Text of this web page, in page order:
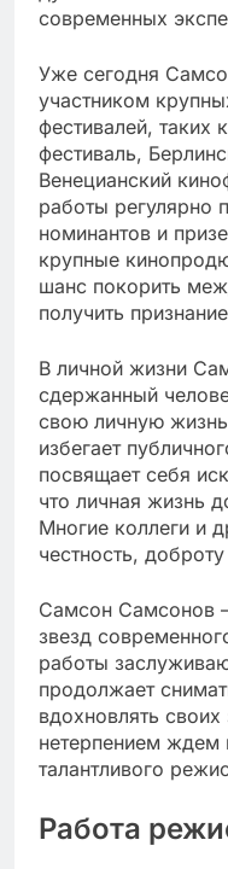
современных
Уже сегодня
участником
фестивалей, таких
фестиваль,
Венецианский
работы регулярно
номинантов и
крупные
шанс покорить
получить
В личной жизни
сдержанный
свою личную
избегает
посвящает себя
что личная жизнь
Многие коллеги и
честность,
Самсон Самсонов
звезд
работы
продолжает
вдохновлять
нетерпением ждем
талантливого
Работа